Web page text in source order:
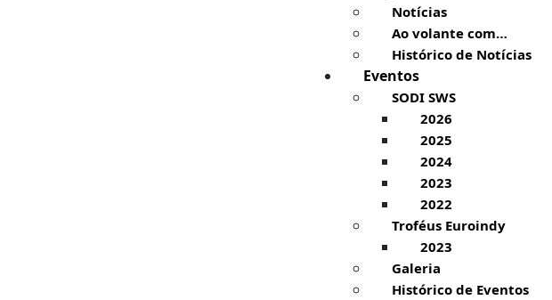
Notícias
Ao volante com…
Histórico de Notícias
Eventos
SODI SWS
2026
2025
2024
2023
2022
Troféus Euroindy
2023
Galeria
Histórico de Eventos